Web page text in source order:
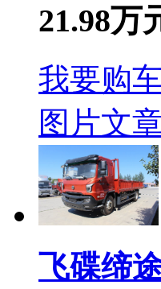
21.98万
我要购
图片文
飞碟缔